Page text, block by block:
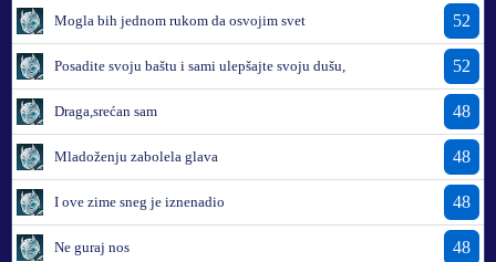
Mogla bih jednom rukom da osvojim svet 52
Posadite svoju baštu i sami ulepšajte svoju dušu, 52
Draga,srećan sam 48
Mladoženju zabolela glava 48
I ove zime sneg je iznenadio 48
Ne guraj nos 48